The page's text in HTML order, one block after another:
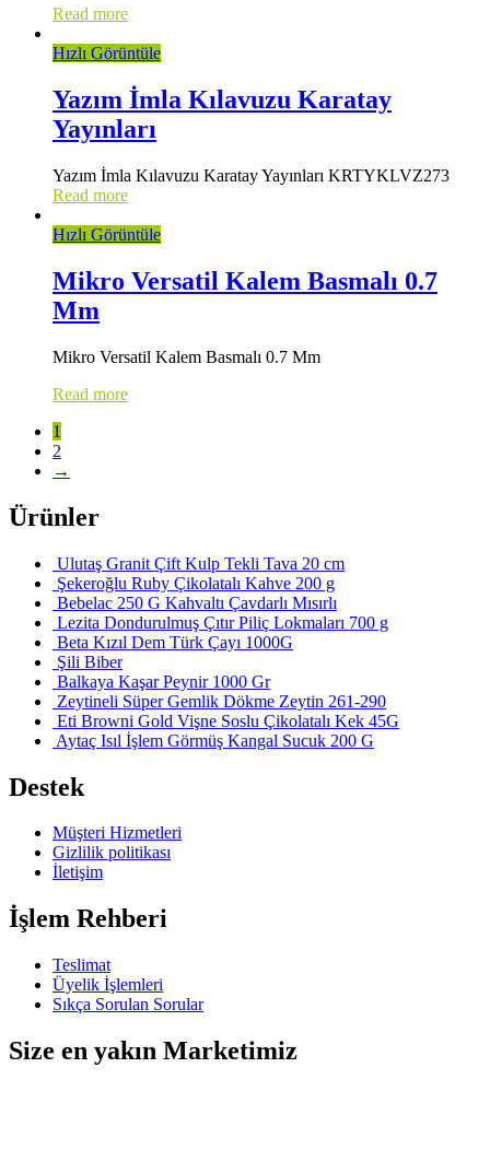
Read more
Hızlı Görüntüle
Yazım İmla Kılavuzu Karatay
Yayınları
Yazım İmla Kılavuzu Karatay Yayınları KRTYKLVZ273
Read more
Hızlı Görüntüle
Mikro Versatil Kalem Basmalı 0.7
Mm
Mikro Versatil Kalem Basmalı 0.7 Mm
Read more
1
2
→
Ürünler
Ulutaş Granit Çift Kulp Tekli Tava 20 cm
Şekeroğlu Ruby Çikolatalı Kahve 200 g
Bebelac 250 G Kahvaltı Çavdarlı Mısırlı
Lezita Dondurulmuş Çıtır Piliç Lokmaları 700 g
Beta Kızıl Dem Türk Çayı 1000G
Şili Biber
Balkaya Kaşar Peynir 1000 Gr
Zeytineli Süper Gemlik Dökme Zeytin 261-290
Eti Browni Gold Vişne Soslu Çikolatalı Kek 45G
Aytaç Isıl İşlem Görmüş Kangal Sucuk 200 G
Destek
Müşteri Hizmetleri
Gizlilik politikası
İletişim
İşlem Rehberi
Teslimat
Üyelik İşlemleri
Sıkça Sorulan Sorular
Size en yakın Marketimiz